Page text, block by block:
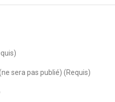
sera pas publié) (Requis)